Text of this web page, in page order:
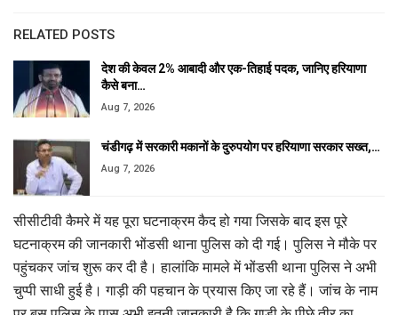
RELATED POSTS
देश की केवल 2% आबादी और एक-तिहाई पदक, जानिए हरियाणा
कैसे बना…
Aug 7, 2026
चंडीगढ़ में सरकारी मकानों के दुरुपयोग पर हरियाणा सरकार सख्त,…
Aug 7, 2026
सीसीटीवी कैमरे में यह पूरा घटनाक्रम कैद हो गया जिसके बाद इस पूरे
घटनाक्रम की जानकारी भोंडसी थाना पुलिस को दी गई। पुलिस ने मौके पर
पहुंचकर जांच शुरू कर दी है। हालांकि मामले में भोंडसी थाना पुलिस ने अभी
चुप्पी साधी हुई है। गाड़ी की पहचान के प्रयास किए जा रहे हैं। जांच के नाम